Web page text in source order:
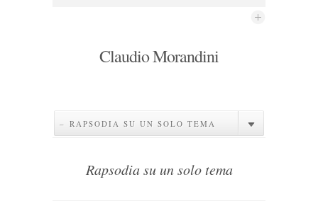
Claudio Morandini
– RAPSODIA SU UN SOLO TEMA
Rapsodia su un solo tema